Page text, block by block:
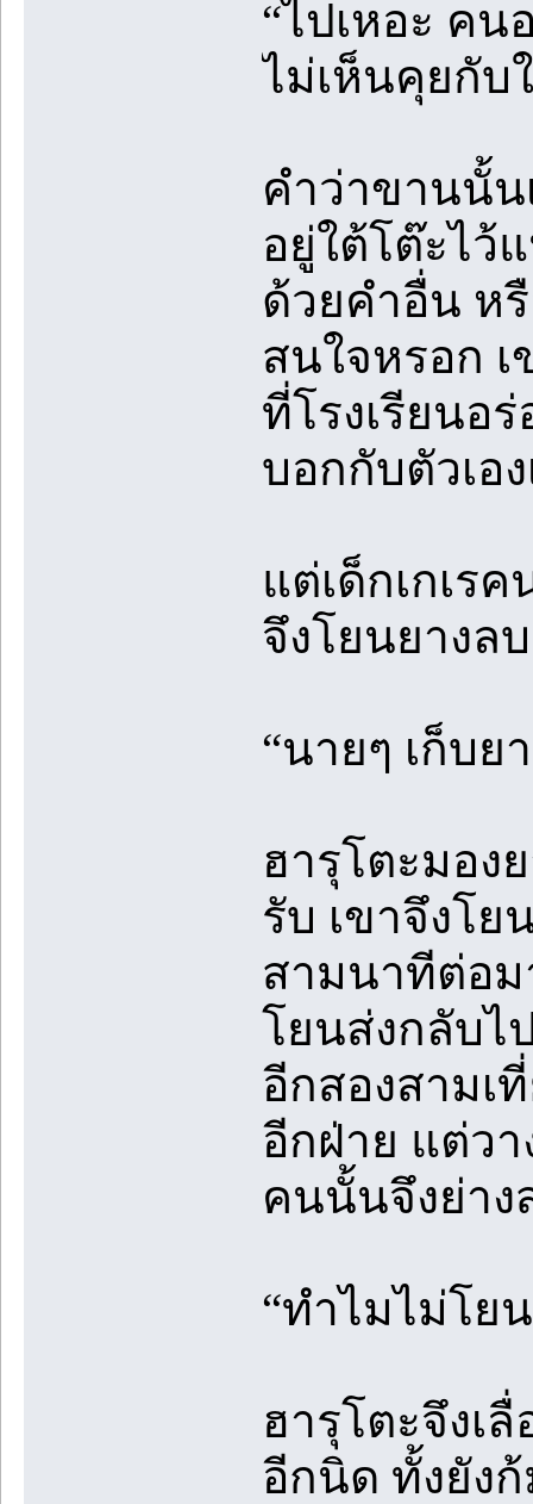
“ไปเหอะ คน
ไม่เห็นคุยกับ
คำว่าขานนั้น
อยู่ใต้โต๊ะไว้
ด้วยคำอื่น ห
สนใจหรอก เ
ที่โรงเรียนอ
บอกกับตัวเอ
แต่เด็กเกเร
จึงโยนยางล
“นายๆ เก็บย
ฮารุโตะมอง
รับ เขาจึงโ
สามนาทีต่อม
โยนส่งกลับไ
อีกสองสามเ
อีกฝ่าย แต่ว
คนนั้นจึงย่าง
“ทำไมไม่โย
ฮารุโตะจึงเ
อีกนิด ทั้งยัง